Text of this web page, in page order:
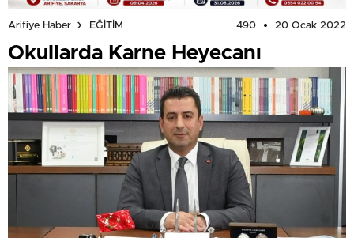
Arifiye Haber EĞİTİM 490 20 Ocak 2022
Okullarda Karne Heyecanı